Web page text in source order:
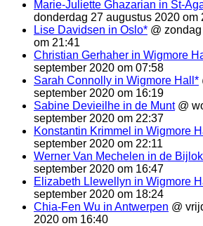
Marie-Juliette Ghazarian in St-
donderdag 27 augustus 2020 om
Lise Davidsen in Oslo* @
om 21:41
Christian Gerhaher in Wigmore
september 2020 om 07:58
Sarah Connolly in Wigmore Hall*
september 2020 om 16:19
Sabine Devieilhe in de Munt@
september 2020 om 22:37
Konstantin Krimmel in Wigmore
september 2020 om 22:11
Werner Van Mechelen in de
september 2020 om 16:47
Elizabeth Llewellyn in Wigmore
september 2020 om 18:24
Chia-Fen Wu in Antwerpen @
2020 om 16:40